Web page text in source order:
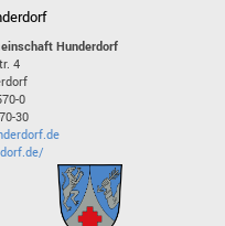
Hunderdorf
4
0
30